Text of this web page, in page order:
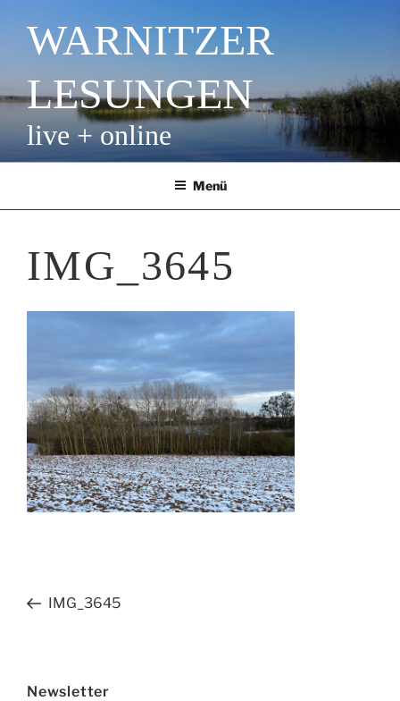
Inhalt
springenWARNITZER
LESUNGEN
live + online
Menü
IMG_3645
Beitragsnavigation
Vorheriger
IMG_3645
Newsletter